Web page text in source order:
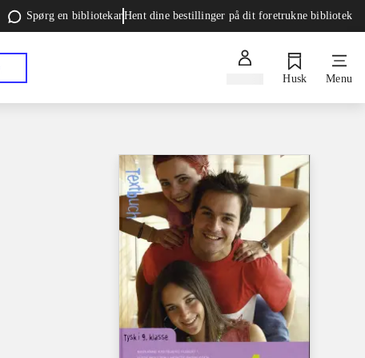
Spørg en bibliotekarHent dine bestillinger på dit foretrukne bibliotek
Husk Menu